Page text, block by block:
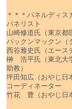
＊＊＊パネルディス
パネリスト
山崎修道氏（東京都
パックンマックン（
西谷雅史氏（エース
榊 浩平氏（東北大
助教）
坪田知広（おやじ日
コーディネーター
竹花 豊（おやじ日